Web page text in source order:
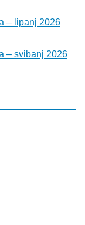
– lipanj 2026
– svibanj 2026